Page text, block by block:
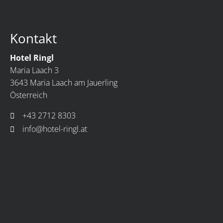
Kontakt
Hotel Ringl
Maria Laach 3
3643 Maria Laach am Jauerling
Österreich
+43 2712 8303
info@hotel-ringl.at